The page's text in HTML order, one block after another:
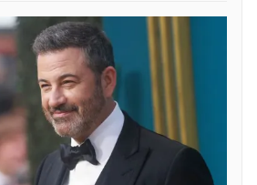
7300.7108